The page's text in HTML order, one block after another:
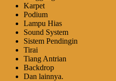
Karpet
Podium
Lampu Hias
Sound System
Sistem Pendingin
Tirai
Tiang Antrian
Backdrop
Dan lainnya.